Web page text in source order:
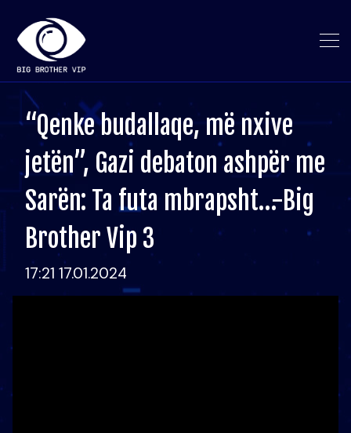
“Qenke budallaqe, më nxive
jetën”, Gazi debaton ashpër me
Sarën: Ta futa mbrapsht…-Big
Brother Vip 3
17:21 17.01.2024